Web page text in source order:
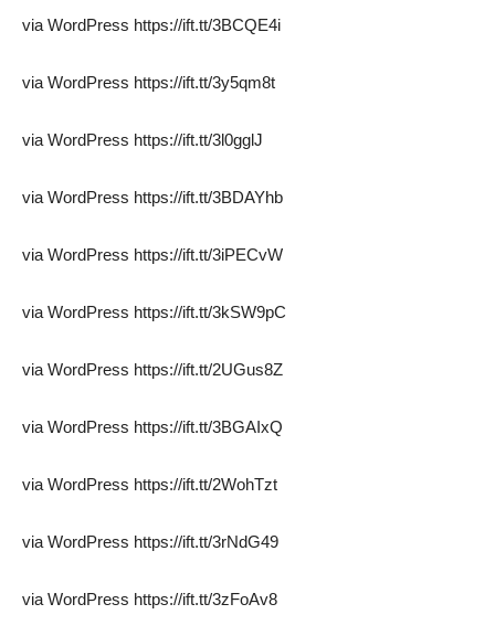
via WordPress https://ift.tt/3BCQE4i
via WordPress https://ift.tt/3y5qm8t
via WordPress https://ift.tt/3l0gglJ
via WordPress https://ift.tt/3BDAYhb
via WordPress https://ift.tt/3iPECvW
via WordPress https://ift.tt/3kSW9pC
via WordPress https://ift.tt/2UGus8Z
via WordPress https://ift.tt/3BGAIxQ
via WordPress https://ift.tt/2WohTzt
via WordPress https://ift.tt/3rNdG49
via WordPress https://ift.tt/3zFoAv8